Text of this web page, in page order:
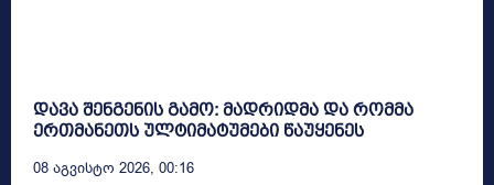
დავა შენგენის გამო: მადრიდმა და რომმა
ერთმანეთს ულტიმატუმები წაუყენეს
08 Აგვისტო 2026, 00:16